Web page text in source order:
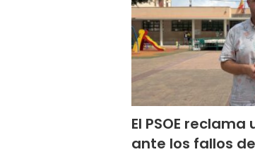
El PSOE
ante los fallos